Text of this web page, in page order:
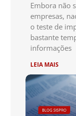
Embora não
empresas,
o teste de
bastante
informações
LEIA MAIS